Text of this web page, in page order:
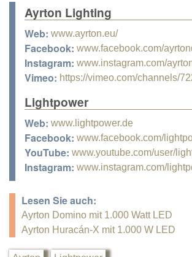
Ayrton Lighting
Web: www.ayrton.eu/
Facebook: www.facebook.com/
Instagram: www.instagram.com/
Vimeo: https://vimeo.com/channels/
Lightpower
Web: www.lightpower.de
Facebook: www.facebook.com/
YouTube: www.youtube.com/user/
Instagram: www.instagram.com/
Lesen Sie auch:
Ayrton Domino mit 1.000 Watt LED
Ayrton Huracán-X mit 1.000 W LED